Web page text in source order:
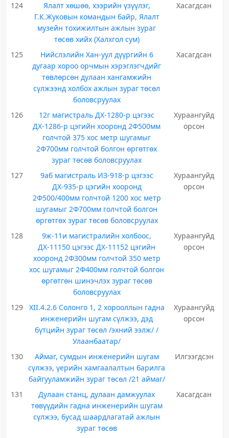
124
Ялалт хөшөө, хээрийн үзүүлэг,
Г.К.Жуковын командын байр, Ялалт
музейн тохижилтын ажлын зураг
төсөв хийх (Халхгол сум)
Хасагдсан
125
Нийслэлийн Хан-уул дүүргийн 6
дугаар хороо орчмын хэрэглэгчдийг
төвлөрсөн дулаан хангамжийн
сүлжээнд холбох ажлын зураг төсөл
боловсруулах
Хасагдсан
126
12г магистраль ДХ-1280-р цэгээс
ДХ-1286-р цэгийн хооронд 2Ф500мм
голчтой 375 хос метр шугамыг
2Ф700мм голчтой болгон өргөтгөх
зураг төсөв боловсруулах
Хураангуйд
орсон
127
9аб магистраль ИЗ-918-р цэгээс
ДХ-935-р цэгийн хооронд
2Ф500/400мм голчтой 1200 хос метр
шугамыг 2Ф700мм голчтой болгон
өргөтгөх зураг төсөв боловсруулах
Хураангуйд
орсон
128
9ж-11и магистралийн холбоос,
ДХ-11150 цэгээс ДХ-11152 цэгийн
хооронд 2Ф300мм голчтой 350 метр
хос шугамыг 2Ф400мм голчтой болгон
өргөтгөн шинэчлэх зураг төсөв
боловсруулах
Хураангуйд
орсон
129
XII.4.2.6 Солонго 1, 2 хорооллын гадна
инженерийн шугам сүлжээ, дэд
бүтцийн зураг төсөл /эхний ээлж/ /
Улаанбаатар/
Хураангуйд
орсон
130
Аймаг, сумдын инженерийн шугам
сүлжээ, үерийн хамгаалалтын барилга
байгууламжийн зураг төсөл /21 аймаг/
Илгээгдсэн
131
Дулаан станц, дулаан дамжуулах
төвүүдийн гадна инженерийн шугам
сүлжээ, бусад шаардлагатай ажлын
зураг төсөв
Хасагдсан